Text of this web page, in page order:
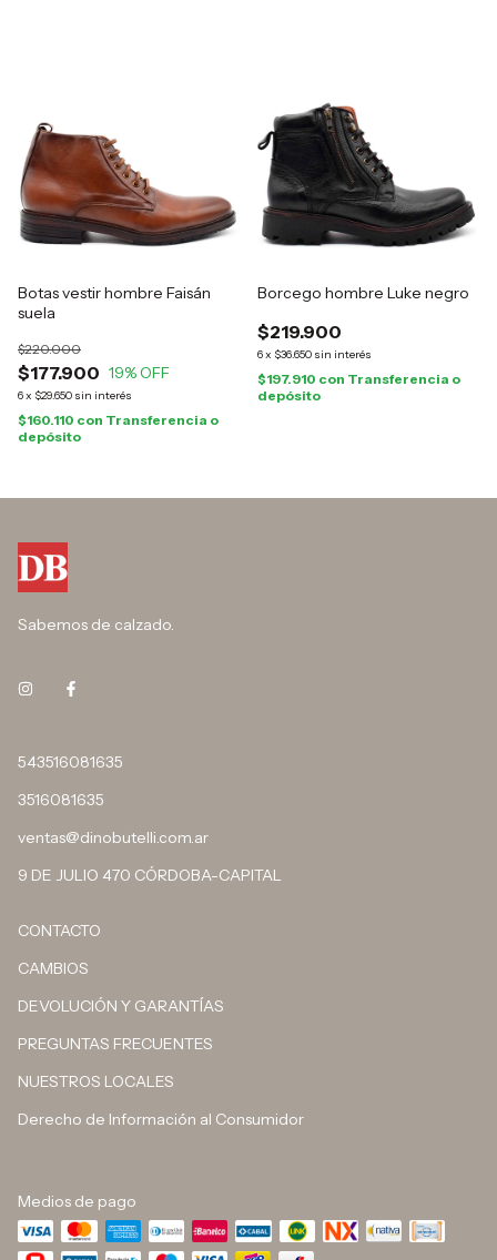
Botas vestir hombre Faisán
suela
$177.900
$220.000
19% OFF
6x $29.650 sin interés
$160.110 con Transferencia o
depósito
Borcego hombre Luke negro
$219.900
6x $36.650 sin interés
$197.910 con Transferencia o
depósito
Sabemos de calzado.
543516081635
3516081635
ventas@dinobutelli.com.ar
9 DE JULIO 470 CÓRDOBA-CAPITAL
CONTACTO
CAMBIOS
DEVOLUCIÓN Y GARANTÍAS
PREGUNTAS FRECUENTES
NUESTROS LOCALES
Derecho de Información al Consumidor
Medios de pago